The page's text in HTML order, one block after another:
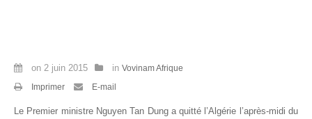
Découvrir
on 2 juin 2015 in Vovinam Afrique
Imprimer
E-mail
Le Premier ministre Nguyen Tan Dung a quitté l’Algérie l’après-midi du